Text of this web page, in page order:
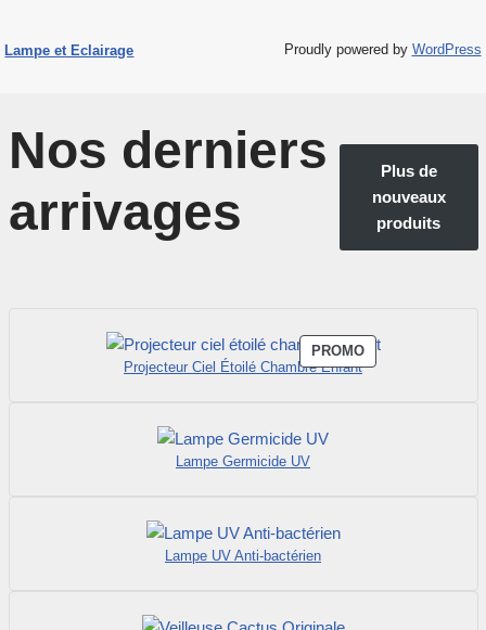
Lampe et Eclairage Proudly powered by WordPress
Nos derniers
arrivages
Plus de
nouveaux
produits
PROMO
Projecteur Ciel Étoilé Chambre Enfant
Lampe Germicide UV
Lampe UV Anti-bactérien